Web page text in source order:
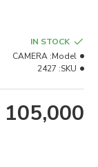
105,000 دينار عراقي
IN STOCK
Model:
CAMERA
SKU:
2427